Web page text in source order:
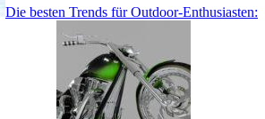
Die besten Trends für Outdoor-Enthusiasten: